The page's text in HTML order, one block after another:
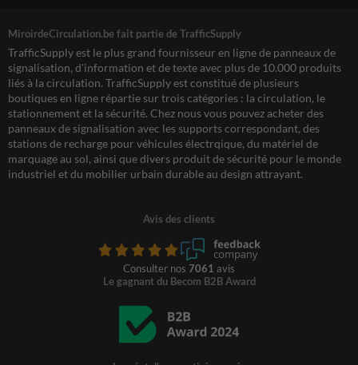
MiroirdeCirculation.be fait partie de TrafficSupply
TrafficSupply est le plus grand fournisseur en ligne de panneaux de
signalisation, d'information et de texte avec plus de 10.000 produits
liés à la circulation. TrafficSupply est constitué de plusieurs
boutiques en ligne répartie sur trois catégories : la circulation, le
stationnement et la sécurité. Chez nous vous pouvez acheter des
panneaux de signalisation avec les supports correspondant, des
stations de recharge pour véhicules électrqique, du matériel de
marquage au sol, ainsi que divers produit de sécurité pour le monde
industriel et du mobilier urbain durable au design attrayant.
Avis des clients
Consulter nos 7061 avis
Le gagnant du Becom B2B Award